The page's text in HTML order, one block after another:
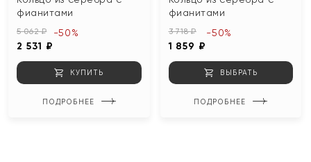
фианитами
5 062 ₽
2 531 ₽
-50%
КУПИТЬ
ПОДРОБНЕЕ
фианитами
3 718 ₽
1 859 ₽
-50%
ВЫБРАТЬ
ПОДРОБНЕЕ